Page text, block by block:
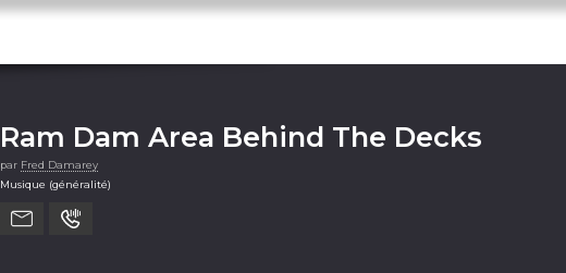
Ram Dam Area Behind The Decks
par Fred Damarey
Musique (généralité)